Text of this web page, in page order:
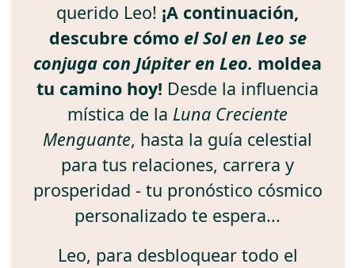
querido Leo! ¡A continuación,
descubre cómo el Sol en Leo se
conjuga con Júpiter en Leo. moldea
tu camino hoy! Desde la influencia
mística de la Luna Creciente
Menguante, hasta la guía celestial
para tus relaciones, carrera y
prosperidad - tu pronóstico cósmico
personalizado te espera...
Leo, para desbloquear todo el